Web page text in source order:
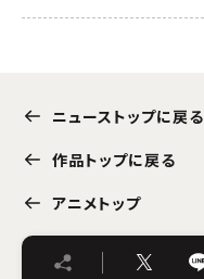
ニューストップに戻る
作品トップに戻る
アニメトップ